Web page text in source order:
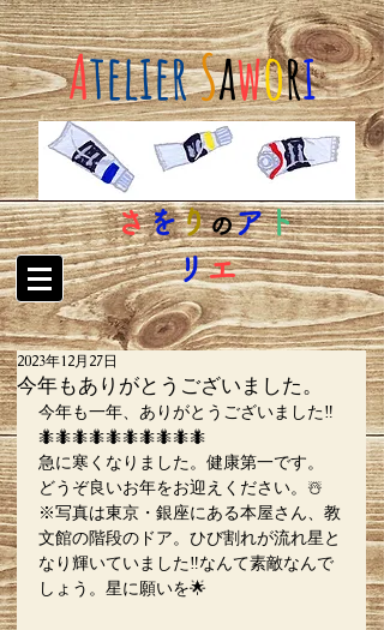
AtelierSawori
さをりのアト
リエ
今年もありがとうございました。
2023年12月27日
今年も一年、ありがとうございました‼︎
🐜🐜🐜🐜🐜🐜🐜🐜🐜🐜
急に寒くなりました。健康第一です。
どうぞ良いお年をお迎えください。☃️
※写真は東京・銀座にある本屋さん、教
文館の階段のドア。ひび割れが流れ星と
なり輝いていました‼︎なんて素敵なんで
しょう。星に願いを🌟